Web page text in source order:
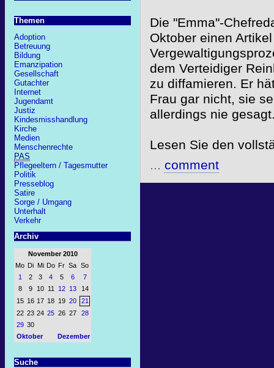
Themen
Adoption
Betreuung
Bildung
Emanzipation
Gesellschaft
Gutachter
Internet
Jugendamt
Justiz
Kindesmisshandlung
Kirche
Medien
Menschenrechte
PAS
Pflegeeltern / Tagesmutter
Politik
Presseblog
Satire
Sorge / Umgang
Unterhalt
Verkehr
Archiv
November 2010
Mo Di Mi Do Fr Sa So
1
2 3 4 5 6
7
8
9 10 11 12 13
14
15 16 17 18 19 20
21
22 23 24 25 26 27
28
29 30
Oktober
Dezember
Suche
Die "Emma"-
Oktober einen
dem Verteidiger
zu diffamieren. Er
Frau gar nicht, sie
allerdings nie
Lesen Sie den
... comment